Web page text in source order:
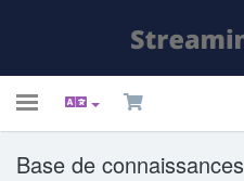
Toggle
Espace client
Base de connaissances